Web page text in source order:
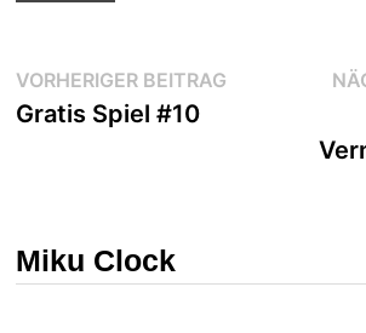
Beitragsnavigation
VORHERIGER BEITRAGVorheriger
Gratis Spiel #10
Miku Clock